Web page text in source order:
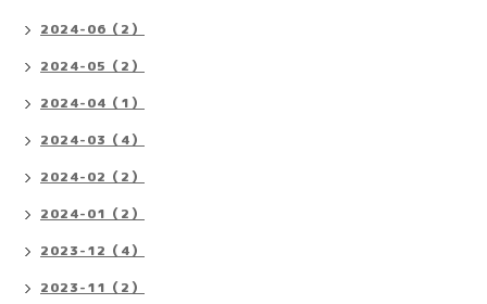
2024-06（2）
2024-05（2）
2024-04（1）
2024-03（4）
2024-02（2）
2024-01（2）
2023-12（4）
2023-11（2）